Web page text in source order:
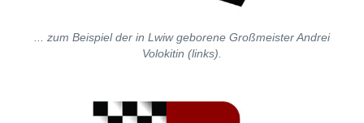
... zum Beispiel der in Lwiw geborene Großmeister Andrei
Volokitin (links).